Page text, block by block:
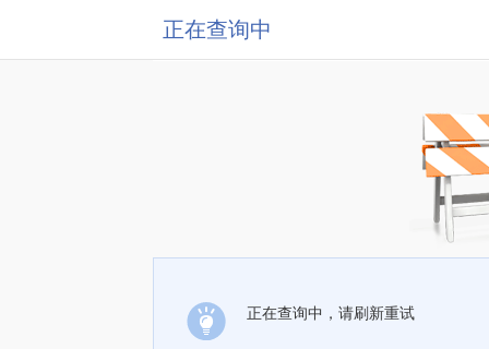
正在查询中
正在查询中，请刷新重试